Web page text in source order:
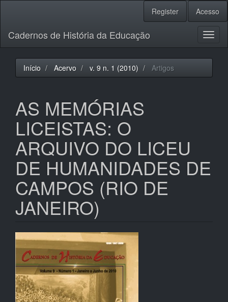
principal
Barra
Lateral
Register Acesso
Cadernos de História da Educação
Início Acervo v. 9 n. 1 (2010) Artigos
AS MEMÓRIAS
LICEISTAS: O
ARQUIVO DO LICEU
DE HUMANIDADES DE
CAMPOS (RIO DE
JANEIRO)
Barra
lateral
de
artigos